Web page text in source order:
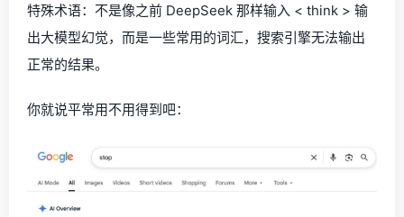
特殊术语：不是像之前 DeepSeek 那样输入 < think > 输
出大模型幻觉，而是一些常用的词汇，搜索引擎无法输出
正常的结果。
你就说平常用不用得到吧：